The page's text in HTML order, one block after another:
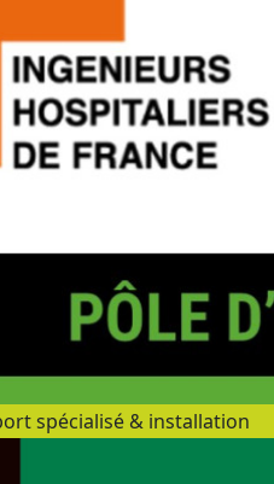
spécialisé & installation